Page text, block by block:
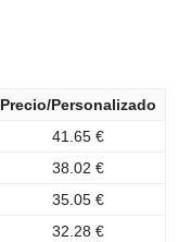
Precio/Personalizado
41.65 €
38.02 €
35.05 €
32.28 €